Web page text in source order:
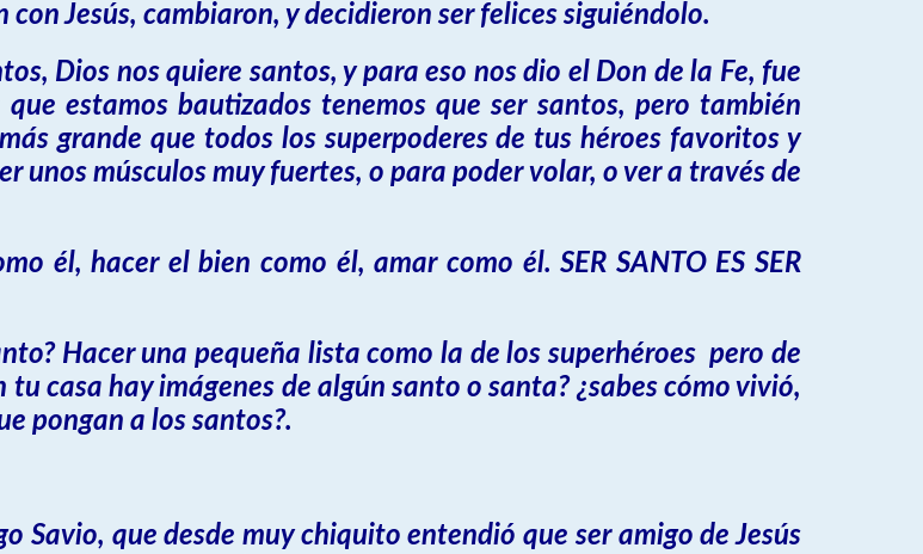
Jesús, cambiaron, y decidieron ser felices siguiéndolo.
Dios nos quiere santos, y para eso nos dio el Don de la Fe, fue
estamos bautizados tenemos que ser santos, pero también
grande que todos los superpoderes de tus héroes favoritos y
unos músculos muy fuertes, o para poder volar, o ver a través de
él, hacer el bien como él, amar como él. SER SANTO ES SER
Hacer una pequeña lista como la de los superhéroes pero de
casa hay imágenes de algún santo o santa? ¿sabes cómo vivió,
pongan a los santos?.
Savio, que desde muy chiquito entendió que ser amigo de Jesús